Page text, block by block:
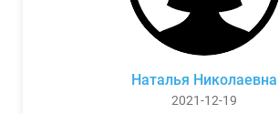
Наталья Николаевна
2021-12-19